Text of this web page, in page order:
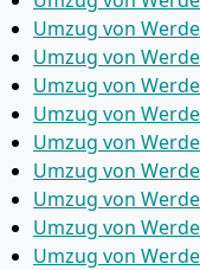
Umzug von
Umzug von
Umzug von
Umzug von
Umzug von
Umzug von
Umzug von
Umzug von
Umzug von